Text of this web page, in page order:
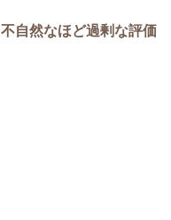
不自然なほど過剰な評価